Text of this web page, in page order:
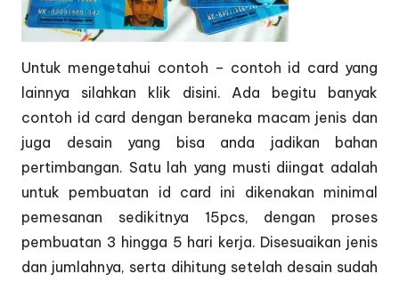
Untuk mengetahui contoh – contoh id card yang
lainnya silahkan klik disini. Ada begitu banyak
contoh id card dengan beraneka macam jenis dan
juga desain yang bisa anda jadikan bahan
pertimbangan. Satu lah yang musti diingat adalah
untuk pembuatan id card ini dikenakan minimal
pemesanan sedikitnya 15pcs, dengan proses
pembuatan 3 hingga 5 hari kerja. Disesuaikan jenis
dan jumlahnya, serta dihitung setelah desain sudah